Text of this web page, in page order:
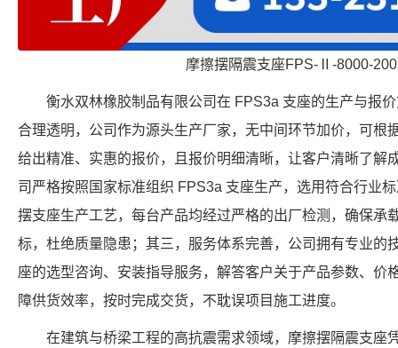
摩擦摆隔震支座FPS-Ⅱ-8000-
衡水双林橡胶制品有限公司在 FPS3a 支座的生产与报
合理透明，公司作为源头生产厂家，无中间环节加价，可根
给出精准、实惠的报价，且报价明细清晰，让客户清晰了解
司严格按照国家标准组织 FPS3a 支座生产，选用符合行业
摆支座生产工艺，每台产品均经过严格的出厂检测，确保承
标，杜绝质量隐患；其三，服务体系完善，公司拥有专业的
座的选型咨询、安装指导服务，解答客户关于产品参数、价
障供货效率，按时完成交货，不耽误项目施工进度。
在建筑与桥梁工程的高抗震需求领域，摩擦摆隔震支座